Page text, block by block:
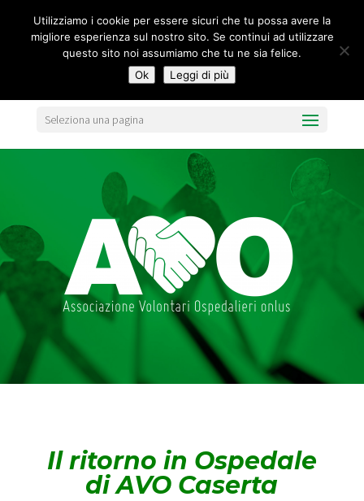
Seleziona una pagina
Il ritorno in Ospedale
di AVO Caserta
Utilizziamo i cookie per essere sicuri che tu possa avere la
migliore esperienza sul nostro sito. Se continui ad utilizzare
questo sito noi assumiamo che tu ne sia felice.
Ok
Leggi di più